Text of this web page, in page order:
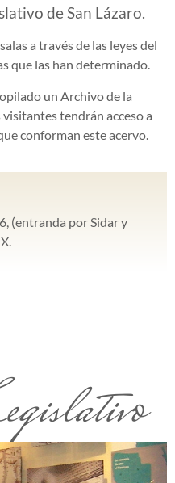
de San Lázaro.
a través de las leyes del
que las han determinado.
un Archivo de la
tendrán acceso a
conforman este acervo.
(entranda por Sidar y